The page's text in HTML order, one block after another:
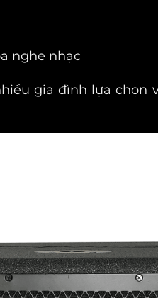
nghe nhạc
gia đình lựa chọn